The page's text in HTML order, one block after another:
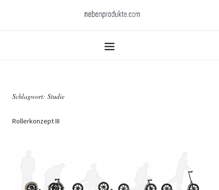
Schlagwort: Studie
Rollerkonzept III